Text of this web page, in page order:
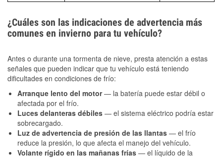
¿Cuáles son las indicaciones de advertencia más
comunes en invierno para tu vehículo?
Antes o durante una tormenta de nieve, presta atención a estas
señales que pueden indicar que tu vehículo está teniendo
dificultades en condiciones de frío:
Arranque lento del motor— la batería puede estar débil o
afectada por el frío.
Luces delanteras débiles — el sistema eléctrico podría estar
sobrecargado.
Luz de advertencia de presión de las llantas — el frío
reduce la presión, lo que afecta el manejo del vehículo.
Volante rígido en las mañanas frías — el líquido de la